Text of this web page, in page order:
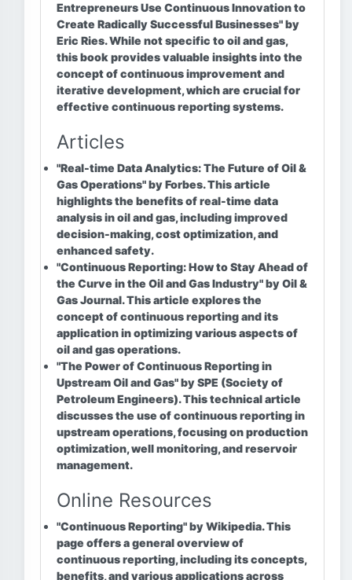
Entrepreneurs Use Continuous Innovation to
Create Radically Successful Businesses"by
Eric Ries. While not specific to oil and gas,
this book provides valuable insights into the
concept of continuous improvement and
iterative development, which are crucial for
effective continuous reporting systems.
Articles
"Real-time Data Analytics: The Future of Oil &
Gas Operations"by Forbes. This article
highlights the benefits of real-time data
analysis in oil and gas, including improved
decision-making, cost optimization, and
enhanced safety.
"Continuous Reporting: How to Stay Ahead of
the Curve in the Oil and Gas Industry"by Oil &
Gas Journal. This article explores the
concept of continuous reporting and its
application in optimizing various aspects of
oil and gas operations.
"The Power of Continuous Reporting in
Upstream Oil and Gas"by SPE (Society of
Petroleum Engineers). This technical article
discusses the use of continuous reporting in
upstream operations, focusing on production
optimization, well monitoring, and reservoir
management.
Online Resources
"Continuous Reporting" by Wikipedia.This
page offers a general overview of
continuous reporting, including its concepts,
benefits, and various applications across